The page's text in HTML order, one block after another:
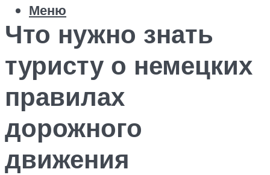
Меню
Что нужно знать
туристу о немецких
правилах
дорожного
движения